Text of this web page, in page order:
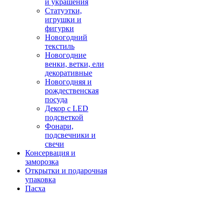
и украшения
Статуэтки,
игрушки и
фигурки
Новогодний
текстиль
Новогодние
венки, ветки, ели
декоративные
Новогодняя и
рождественская
посуда
Декор с LED
подсветкой
Фонари,
подсвечники и
свечи
Консервация и
заморозка
Открытки и подарочная
упаковка
Пасха